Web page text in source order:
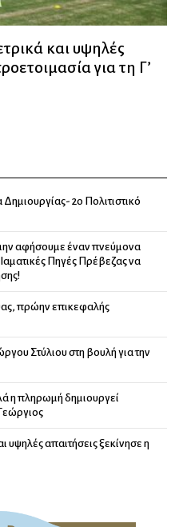
και υψηλές
για τη Γ’
2ο Πολιτιστικό
αφήσουμε έναν πνεύμονα
Πηγές Πρέβεζας να
πρώην επικεφαλής
Στύλιου στη βουλή για την
η πληρωμή δημιουργεί
απαιτήσεις ξεκίνησε η